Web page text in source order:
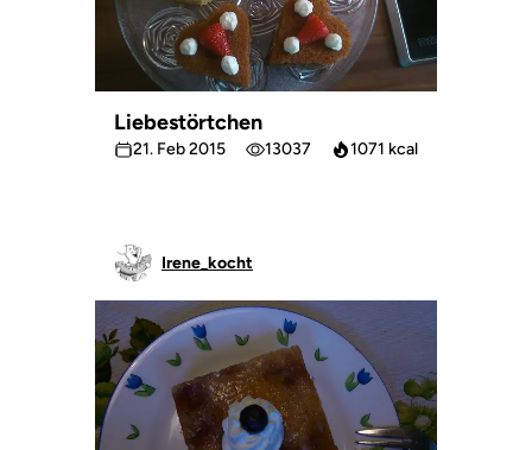
Liebestörtchen
21. Feb 2015 13037 1071 kcal
Irene_kocht